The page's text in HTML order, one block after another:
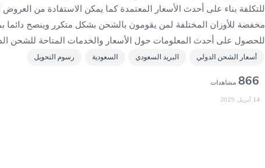
للتكلفة بناء على أحدث الأسعار المعتمدة كما يمكن الاستفادة من العروض
مخفضة للأوزان المختلفة لمن يقومون بالشحن بشكل متكرر وينصح دائما
للحصول على أحدث المعلومات حول الأسعار والخدمات المتاحة للشحن
أسعار الشحن الدولي البريد السعودي السعودية رسوم التحويل
866 مشاهدات
14 أبريل, 2025